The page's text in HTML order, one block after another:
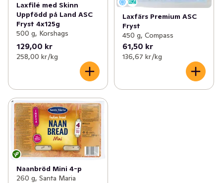
Laxfilé med Skinn
Uppfödd på Land ASC
Fryst 4x125g
500 g, Korshags
129,00 kr
258,00 kr /kg
Laxfärs Premium ASC
Fryst
450 g, Compass
61,50 kr
136,67 kr /kg
Naanbröd Mini 4-p
260 g, Santa Maria